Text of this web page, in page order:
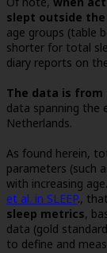
slept outside
age groups (table
shorter for total
diary reports on
The data is from
data spanning the
Netherlands.
As found herein,
parameters (such
with increasing
et al. in SLEEP., that
sleep metrics,
data (gold
to define and